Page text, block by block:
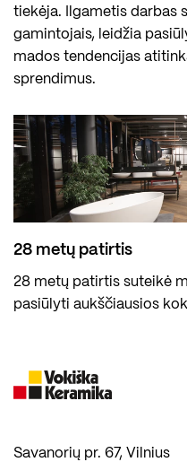
tiekėja. Ilgametis darbas
gamintojais, leidžia
mados tendencijas
sprendimus.
28 metų patirtis
28 metų patirtis suteikė
pasiūlyti aukščiausios
Savanorių pr. 67, Vilnius